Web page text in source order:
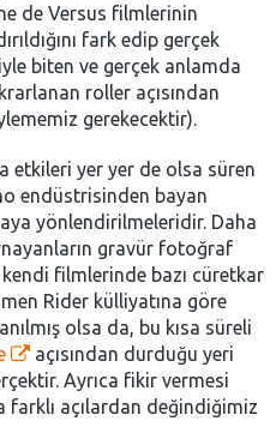
de Versus filmlerinin
fark edip gerçek
biten ve gerçek anlamda
roller açısından
gerekecektir).
etkileri yer yer de olsa süren
endüstrisinden bayan
yönlendirilmeleridir. Daha
gravür fotoğraf
filmlerinde bazı cüretkar
Rider külliyatına göre
olsa da, bu kısa süreli
açısından durduğu yeri
Ayrıca fikir vermesi
farklı açılardan değindiğimiz